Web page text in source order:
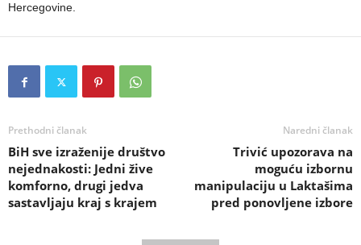
Hercegovine.
Prethodni članak
BiH sve izraženije društvo
nejednakosti: Jedni žive
komforno, drugi jedva
sastavljaju kraj s krajem
Naredni članak
Trivić upozorava na
moguću izbornu
manipulaciju u Laktašima
pred ponovljene izbore